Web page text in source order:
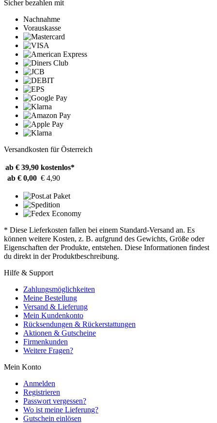
Sicher bezahlen mit
Nachnahme
Vorauskasse
Versandkosten für Österreich
ab € 39,90 kostenlos*
ab € 0,00 € 4,90
* Diese Lieferkosten fallen bei einem Standard-Versand an. Es
können weitere Kosten, z. B. aufgrund des Gewichts, Größe oder
Eigenschaften der Produkte, entstehen. Diese Informationen findest
du direkt in der Produktbeschreibung.
Hilfe & Support
Zahlungsmöglichkeiten
Meine Bestellung
Versand & Lieferung
Mein Kundenkonto
Rücksendungen & Rückerstattungen
Aktionen & Gutscheine
Firmenkunden
Weitere Fragen?
Mein Konto
Anmelden
Registrieren
Passwort vergessen?
Wo ist meine Lieferung?
Gutschein einlösen